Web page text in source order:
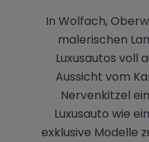
In Wolfach,
malerischen
Luxusautos voll
Aussicht vom
Nervenkitzel
Luxusauto wie
exklusive Modelle